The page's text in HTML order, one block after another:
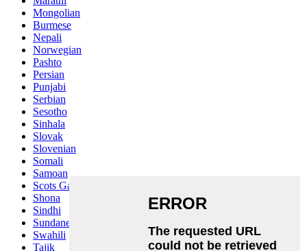
Mongolian
Burmese
Nepali
Norwegian
Pashto
Persian
Punjabi
Serbian
Sesotho
Sinhala
Slovak
Slovenian
Somali
Samoan
Scots Gaelic
Shona
Sindhi
Sundanese
Swahili
Tajik